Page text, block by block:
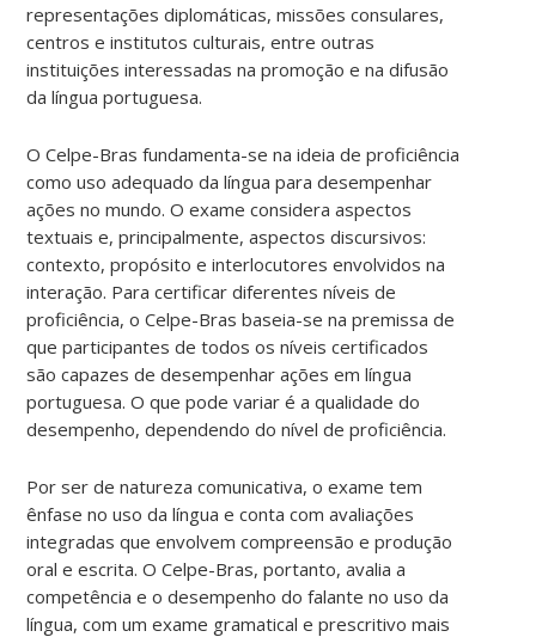
representações diplomáticas, missões consulares,
centros e institutos culturais, entre outras
instituições interessadas na promoção e na difusão
da língua portuguesa.
O Celpe-Bras fundamenta-se na ideia de proficiência
como uso adequado da língua para desempenhar
ações no mundo. O exame considera aspectos
textuais e, principalmente, aspectos discursivos:
contexto, propósito e interlocutores envolvidos na
interação. Para certificar diferentes níveis de
proficiência, o Celpe-Bras baseia-se na premissa de
que participantes de todos os níveis certificados
são capazes de desempenhar ações em língua
portuguesa. O que pode variar é a qualidade do
desempenho, dependendo do nível de proficiência.
Por ser de natureza comunicativa, o exame tem
ênfase no uso da língua e conta com avaliações
integradas que envolvem compreensão e produção
oral e escrita. O Celpe-Bras, portanto, avalia a
competência e o desempenho do falante no uso da
língua, com um exame gramatical e prescritivo mais